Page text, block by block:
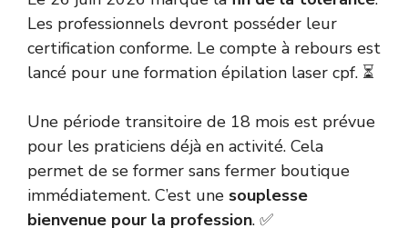
Les professionnels devront posséder leur
certification conforme. Le compte à rebours est
lancé pour une formation épilation laser cpf. ⏳
Une période transitoire de 18 mois est prévue
pour les praticiens déjà en activité. Cela
permet de se former sans fermer boutique
immédiatement. C’est une souplesse
bienvenue pour la profession. ✅